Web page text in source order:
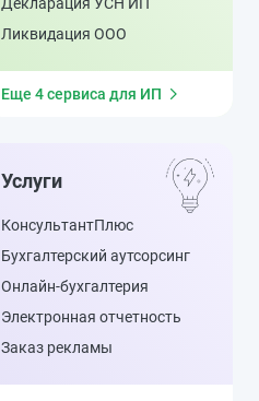
дохода
Транспортный налог
Расчет утилизационного
Ликвидация ООО
Еще 4 сервиса для ИП
Услуги
КонсультантПлюс
Бухгалтерский аутсорсинг
Онлайн-бухгалтерия
Электронная отчетность
Заказ рекламы